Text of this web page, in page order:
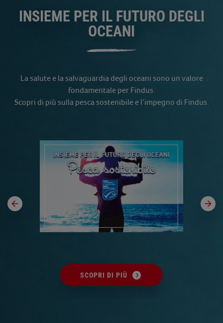
INSIEME PER IL FUTURO DEGLI
OCEANI
La salute e la salvaguardia degli oceani sono un valore
fondamentale per Findus.
Scopri di più sulla pesca sostenibile e l’impegno di Findus.
SCOPRI DI PIÙ